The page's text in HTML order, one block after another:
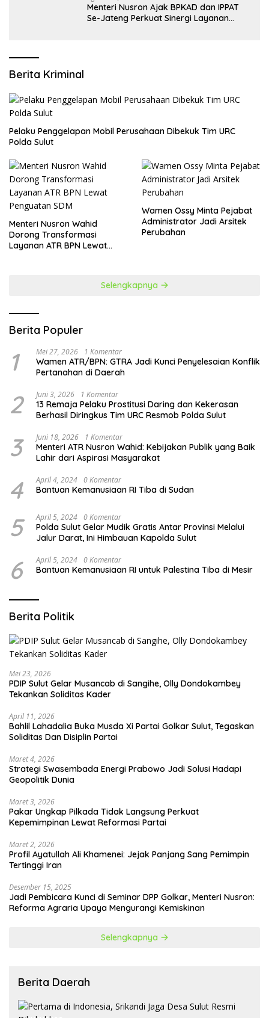
Menteri Nusron Ajak BPKAD dan IPPAT
Se-Jateng Perkuat Sinergi Layanan
Berita Kriminal
​Pelaku Penggelapan Mobil Perusahaan Dibekuk Tim URC
Polda Sulut
​Menteri Nusron Wahid
Dorong Transformasi
Layanan ATR BPN Lewat
Wamen Ossy Minta Pejabat
Administrator Jadi Arsitek
Perubahan
Selengkapnya
Berita Populer
1 Mei 27, 2026 1 Komentar
Wamen ATR/BPN: GTRA Jadi Kunci Penyelesaian Konflik
Pertanahan di Daerah
2 Juni 3, 2026 1 Komentar
13 Remaja Pelaku Prostitusi Daring dan Kekerasan
Berhasil Diringkus Tim URC Resmob Polda Sulut
3 Juni 18, 2026 1 Komentar
Menteri ATR Nusron Wahid: Kebijakan Publik yang Baik
Lahir dari Aspirasi Masyarakat
4 April 4, 2024 0 Komentar
Bantuan Kemanusiaan RI Tiba di Sudan
5 April 5, 2024 0 Komentar
Polda Sulut Gelar Mudik Gratis Antar Provinsi Melalui
Jalur Darat, Ini Himbauan Kapolda Sulut
6 April 5, 2024 0 Komentar
Bantuan Kemanusiaan RI untuk Palestina Tiba di Mesir
Berita Politik
Mei 23, 2026
PDIP Sulut Gelar Musancab di Sangihe, Olly Dondokambey
Tekankan Soliditas Kader
April 11, 2026
Bahlil Lahadalia Buka Musda Xi Partai Golkar Sulut, Tegaskan
Soliditas Dan Disiplin Partai
Maret 4, 2026
Strategi Swasembada Energi Prabowo Jadi Solusi Hadapi
Geopolitik Dunia
Maret 3, 2026
Pakar Ungkap Pilkada Tidak Langsung Perkuat
Kepemimpinan Lewat Reformasi Partai
Maret 2, 2026
Profil Ayatullah Ali Khamenei: Jejak Panjang Sang Pemimpin
Tertinggi Iran
Desember 15, 2025
Jadi Pembicara Kunci di Seminar DPP Golkar, Menteri Nusron:
Reforma Agraria Upaya Mengurangi Kemiskinan
Selengkapnya
Berita Daerah